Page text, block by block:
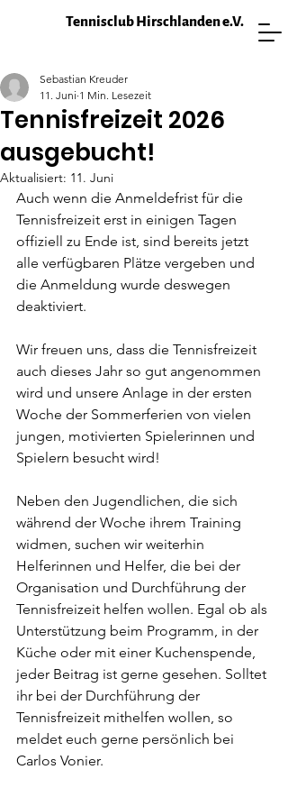
Tennisclub Hirschlanden e.V.
Tennisfreizeit 2026
ausgebucht!
Sebastian Kreuder
11. Juni 1 Min. Lesezeit
Aktualisiert: 11. Juni
Auch wenn die Anmeldefrist für die
Tennisfreizeit erst in einigen Tagen
offiziell zu Ende ist, sind bereits jetzt
alle verfügbaren Plätze vergeben und
die Anmeldung wurde deswegen
deaktiviert.
Wir freuen uns, dass die Tennisfreizeit
auch dieses Jahr so gut angenommen
wird und unsere Anlage in der ersten
Woche der Sommerferien von vielen
jungen, motivierten Spielerinnen und
Spielern besucht wird!
Neben den Jugendlichen, die sich
während der Woche ihrem Training
widmen, suchen wir weiterhin
Helferinnen und Helfer, die bei der
Organisation und Durchführung der
Tennisfreizeit helfen wollen. Egal ob als
Unterstützung beim Programm, in der
Küche oder mit einer Kuchenspende,
jeder Beitrag ist gerne gesehen. Solltet
ihr bei der Durchführung der
Tennisfreizeit mithelfen wollen, so
meldet euch gerne persönlich bei
Carlos Vonier.